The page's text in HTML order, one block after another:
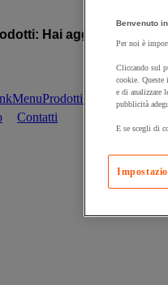
Hai aggiunto al tuo
Prodotti sostenibili
Contatti
Benvenuto
Per noi è
Cliccando sul
cookie. Queste
e di analizzare
pubblicità
E se scegli di